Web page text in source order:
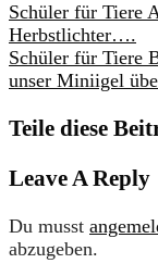
Schüler für Tiere
Herbstlichter….
Schüler für Tiere
unser Miniigel
Teile diese
Leave A Reply
Du musst
abzugeben.